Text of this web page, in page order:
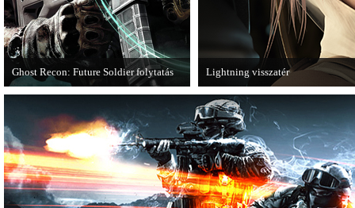
Ghost Recon: Future Soldier folytatás
van a Ghost Recon: Future Soldier
következő epizódja.
Lightning visszatér
Megjött a Lightning Returns: